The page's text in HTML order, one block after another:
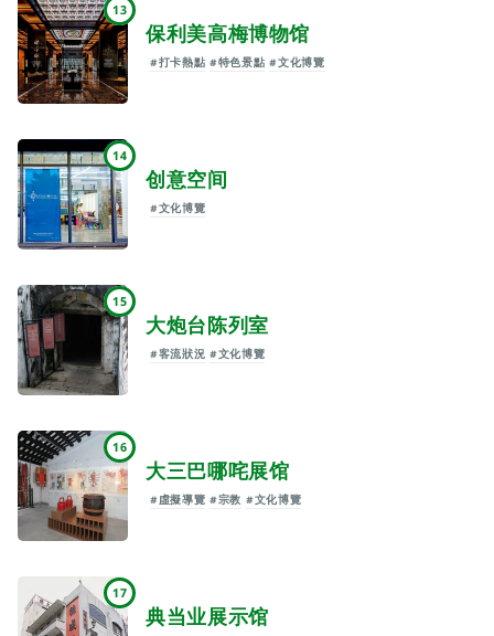
13
保利美高梅博物馆
#打卡熱點 #特色景點 #文化博覽
14
创意空间
#文化博覽
15
大炮台陈列室
#客流狀況 #文化博覽
16
大三巴哪咤展馆
#虛擬導覽 #宗教 #文化博覽
17
典当业展示馆